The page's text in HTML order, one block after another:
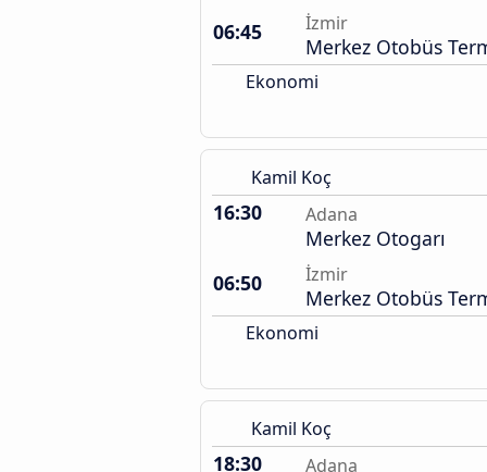
06:45
İzmir
Merkez Otobüs
Ekonomi
Kamil Koç
16:30 Adana
Merkez Otogarı
06:50
İzmir
Merkez Otobüs
Ekonomi
Kamil Koç
18:30 Adana